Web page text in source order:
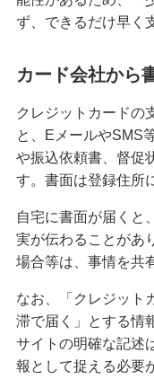
貯める・増やす
相続・保険
学ぶ・考える
生涯学習
お客さまサポート
困ったときは・よくあるご
みずほ銀行につい
ず、できるだけ早く
カード会社から
クレジットカードの
と、EメールやSMS
や振込依頼書、督促
す。書面は登録住所
自宅に書面が届くと
実が伝わることがあ
場合等は、事情を共
なお、「クレジット
滞で届く」とする情
サイトの明確な記述
報として捉える必要